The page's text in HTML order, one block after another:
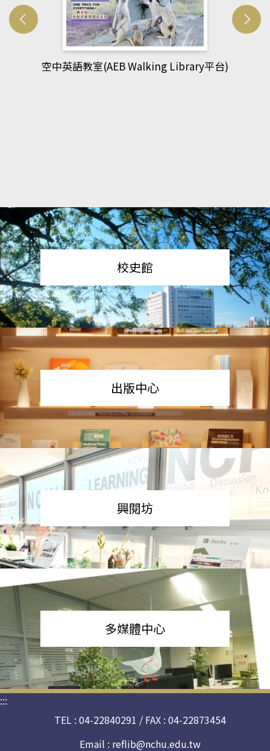
網管人(kono平台)
校史館
出版中心
興閱坊
多媒體中心
:::
TEL : 04-22840291 / FAX : 04-22873454
Email : reflib@nchu.edu.tw